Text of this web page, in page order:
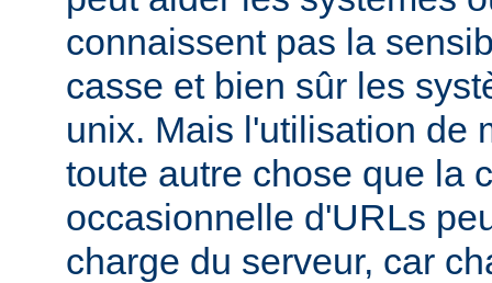
connaissent pas la
casse et bien sûr les
unix. Mais l'utilisation de
toute autre chose que la
occasionnelle d'URLs
charge du serveur, car